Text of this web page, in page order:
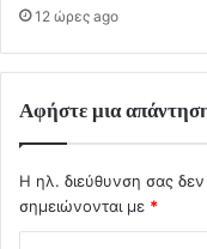
12 ώρες ago
Αφήστε μια
Η ηλ. διεύθυνση σας δεν
σημειώνονται με *